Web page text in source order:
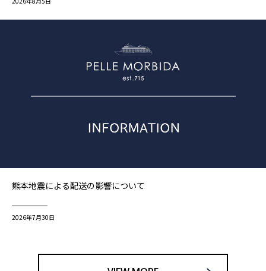
熊本地震による配送の影響について
2026年7月30日